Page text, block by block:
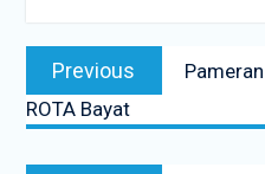
Navigasi
posPrevious
post:
ROTA Bayat